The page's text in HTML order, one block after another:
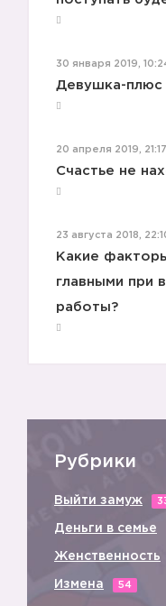
30 января 2019,
Девушка-плюс
20 апреля 2019, 21:17
Счастье не
23 августа 2018,
Какие
главными при
работы?
Рубрики
Выйти замуж
Деньги в семье
Женственность
Измена 54